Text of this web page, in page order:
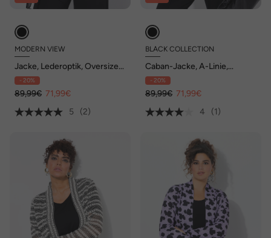
MODERN VIEW
Jacke, Lederoptik, Oversized,
Rundhals, 2-Wege-Zipper
- 20%
89,99€ 71,99€
5
(2)
BLACK COLLECTION
Caban-Jacke, A-Linie,
Reverskragen, zweireihig
- 20%
89,99€ 71,99€
4
(1)